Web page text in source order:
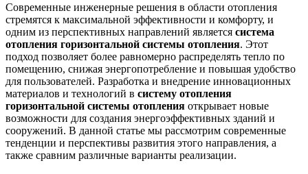
Современные инженерные решения в области отопления
стремятся к максимальной эффективности и комфорту, и
одним из перспективных направлений является система
отопления горизонтальной системы отопления. Этот
подход позволяет более равномерно распределять тепло по
помещению, снижая энергопотребление и повышая удобство
для пользователей. Разработка и внедрение инновационных
материалов и технологий в систему отопления
горизонтальной системы отопления открывает новые
возможности для создания энергоэффективных зданий и
сооружений. В данной статье мы рассмотрим современные
тенденции и перспективы развития этого направления, а
также сравним различные варианты реализации.